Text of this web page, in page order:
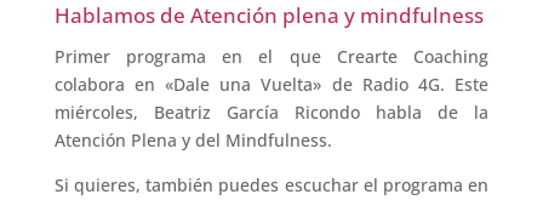
Hablamos de Atención plena y mindfulness
Primer programa en el que Crearte Coaching
colabora en «Dale una Vuelta» de Radio 4G. Este
miércoles, Beatriz García Ricondo habla de la
Atención Plena y del Mindfulness.
Si quieres, también puedes escuchar el programa en